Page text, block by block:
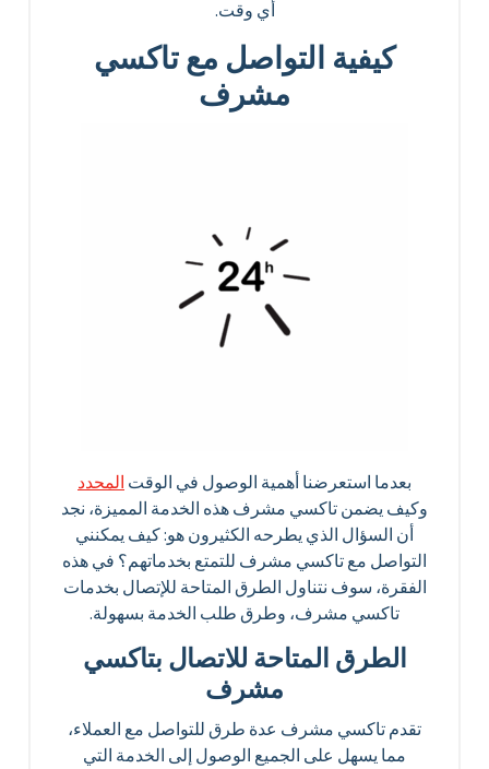
أي وقت.
كيفية التواصل مع تاكسي
مشرف
بعدما استعرضنا أهمية الوصول في الوقتالمحدد
وكيف يضمن تاكسي مشرف هذه الخدمة المميزة، نجد
أن السؤال الذي يطرحه الكثيرون هو: كيف يمكنني
التواصل مع تاكسي مشرف للتمتع بخدماتهم؟ في هذه
الفقرة، سوف نتناول الطرق المتاحة للإتصال بخدمات
تاكسي مشرف، وطرق طلب الخدمة بسهولة.
الطرق المتاحة للاتصال بتاكسي
مشرف
تقدم تاكسي مشرف عدة طرق للتواصل مع العملاء،
مما يسهل على الجميع الوصول إلى الخدمة التي